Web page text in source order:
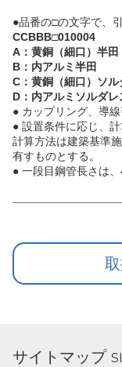
●品番の□の文字で、
CCBBB□010004
A：黄銅（細口）半田
B：内アルミ半田
C：黄銅（細口）ソル
D：内アルミソルダレ
● カップリング、導
● 設置条件に応じ、計
計算方法は建築基準
有すものとする。
● 一段目鋼管長さは、
サイトマップ